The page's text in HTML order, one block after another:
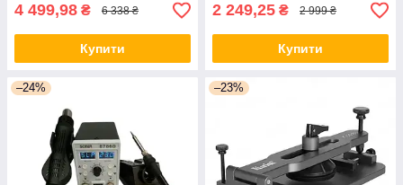
4 499,98 ₴ 6 338 ₴
Купити
2 249,25 ₴ 2 999 ₴
Купити
–24% –23%